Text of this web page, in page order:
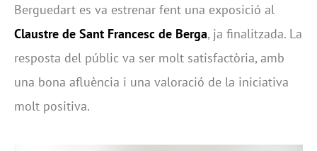
Berguedart es va estrenar fent una exposició al
Claustre de Sant Francesc de Berga, ja finalitzada. La
resposta del públic va ser molt satisfactòria, amb
una bona afluència i una valoració de la iniciativa
molt positiva.